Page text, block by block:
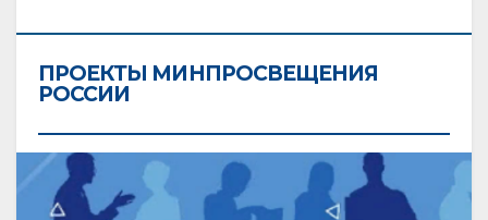
ПРОЕКТЫ МИНПРОСВЕЩЕНИЯ
РОССИИ